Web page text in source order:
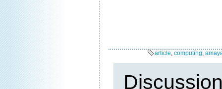
article, computing,